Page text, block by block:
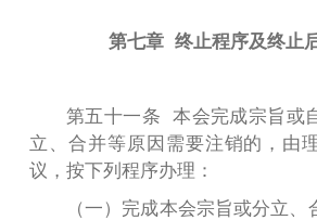
第七章 终止程序及终止
第五十一条 本会完成宗旨或
立、合并等原因需要注销的，由
议，按下列程序办理：
（一）完成本会宗旨或分立